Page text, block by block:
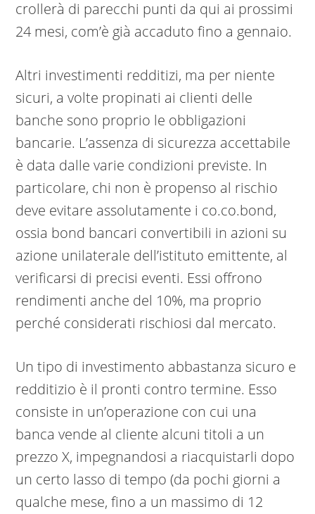
crollerà di parecchi punti da qui ai prossimi
24 mesi, com’è già accaduto fino a gennaio.
Altri investimenti redditizi, ma per niente
sicuri, a volte propinati ai clienti delle
banche sono proprio le obbligazioni
bancarie. L’assenza di sicurezza accettabile
è data dalle varie condizioni previste. In
particolare, chi non è propenso al rischio
deve evitare assolutamente i co.co.bond,
ossia bond bancari convertibili in azioni su
azione unilaterale dell’istituto emittente, al
verificarsi di precisi eventi. Essi offrono
rendimenti anche del 10%, ma proprio
perché considerati rischiosi dal mercato.
Un tipo di investimento abbastanza sicuro e
redditizio è il pronti contro termine. Esso
consiste in un’operazione con cui una
banca vende al cliente alcuni titoli a un
prezzo X, impegnandosi a riacquistarli dopo
un certo lasso di tempo (da pochi giorni a
qualche mese, fino a un massimo di 12